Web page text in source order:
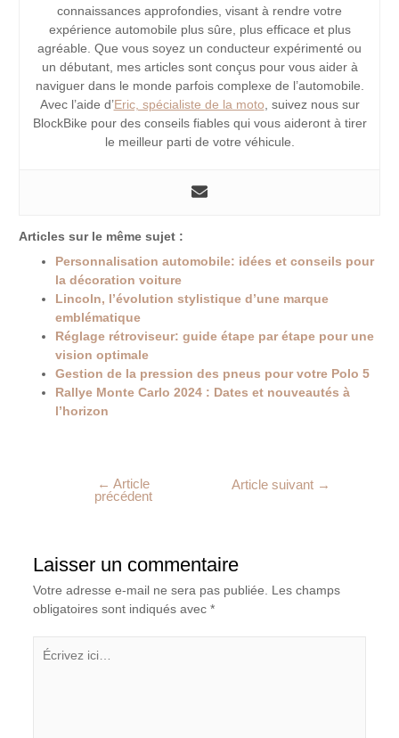
connaissances approfondies, visant à rendre votre
expérience automobile plus sûre, plus efficace et plus
agréable. Que vous soyez un conducteur expérimenté ou
un débutant, mes articles sont conçus pour vous aider à
naviguer dans le monde parfois complexe de l’automobile.
Avec l’aide d’Eric, spécialiste de la moto , suivez nous sur
BlockBike pour des conseils fiables qui vous aideront à tirer
le meilleur parti de votre véhicule.
Articles sur le même sujet :
Personnalisation automobile: idées et conseils pour
la décoration voiture
Lincoln, l’évolution stylistique d’une marque
emblématique
Réglage rétroviseur: guide étape par étape pour une
vision optimale
Gestion de la pression des pneus pour votre Polo 5
Rallye Monte Carlo 2024 : Dates et nouveautés à
l’horizon
← Article
précédent
Article suivant →
Laisser un commentaire
Votre adresse e-mail ne sera pas publiée.
Les champs
obligatoires sont indiqués avec *
Écrivez
ici…